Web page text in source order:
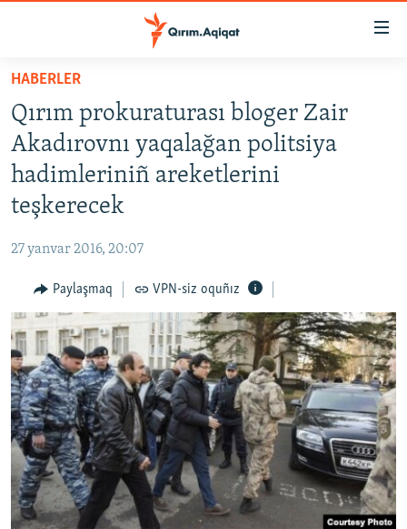
Esas
qaytmaq
Baş
navigatsiyağa
qaytmaq
Qıdıruvğa
SİYASET
İQTİSADİYAT
CEMİYET
İNSAN AQLARI
VİDEO
SÜRET
BLOGLAR
FİKİR
Русский
Українською
QOŞULIÑIZ!
HABERLER
Qırım prokuraturası bloger Zair
Akadırovnı yaqalağan politsiya
hadimleriniñ areketlerini
teşkerecek
27 yanvar 2016, 20:07
Paylaşmaq VPN-siz oquñız